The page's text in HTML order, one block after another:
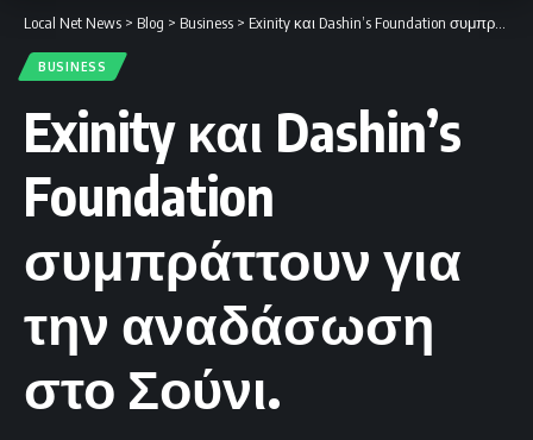
Local Net News > Blog > Business > Exinity και Dashin’s Foundation συμπράττουν για την αναδάσωση στο Σούνι.
BUSINESS
Exinity και Dashin’s
Foundation
συμπράττουν για
την αναδάσωση
στο Σούνι.